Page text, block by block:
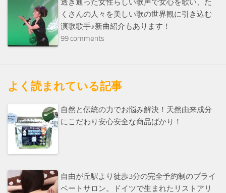
透き通った女性らしい歌声で女心を歌い、た
くさんの人々を美しい歌の世界観に引き込む
演歌歌手♪新曲紹介もあります！
99 comments
よく読まれている記事
自然と伝統の力でお悩み解決！天然由来成分
にこだわり安心安全な商品ばかり！
自由が丘駅より徒歩3分の完全予約制のプライ
ベートサロン。ドイツで生まれたリストアリ